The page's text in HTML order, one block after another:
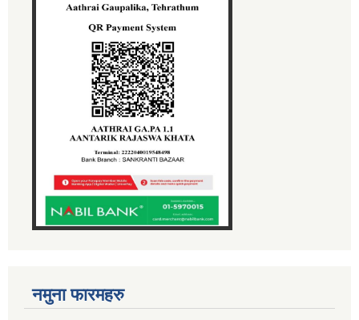
नमुना फारमहरु